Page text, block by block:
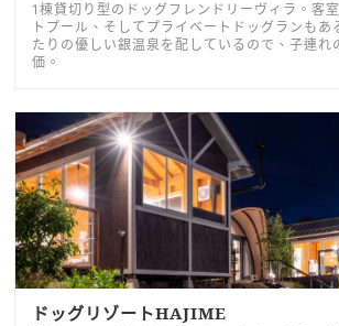
1棟貸切り型のドッグフレンドリーヴィラ。客
トプール、そしてプライベートドッグランもあ
たりの優しい銀温泉を配しているので、子連れ
価。
ドッグリゾートHAJIME